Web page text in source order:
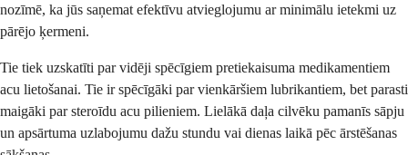
nozīmē, ka jūs saņemat efektīvu atvieglojumu ar minimālu ietekmi uz
pārējo ķermeni.
Tie tiek uzskatīti par vidēji spēcīgiem pretiekaisuma medikamentiem
acu lietošanai. Tie ir spēcīgāki par vienkāršiem lubrikantiem, bet parasti
maigāki par steroīdu acu pilieniem. Lielākā daļa cilvēku pamanīs sāpju
un apsārtuma uzlabojumu dažu stundu vai dienas laikā pēc ārstēšanas